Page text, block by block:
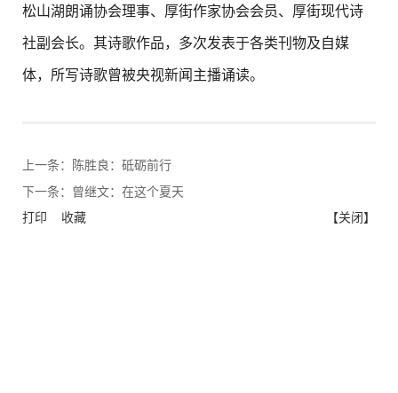
松山湖朗诵协会理事、厚街作家协会会员、厚街现代诗
社副会长。其诗歌作品，多次发表于各类刊物及自媒
体，所写诗歌曾被央视新闻主播诵读。
上一条： 陈胜良：砥砺前行
下一条： 曾继文：在这个夏天
【关闭】
打印 收藏